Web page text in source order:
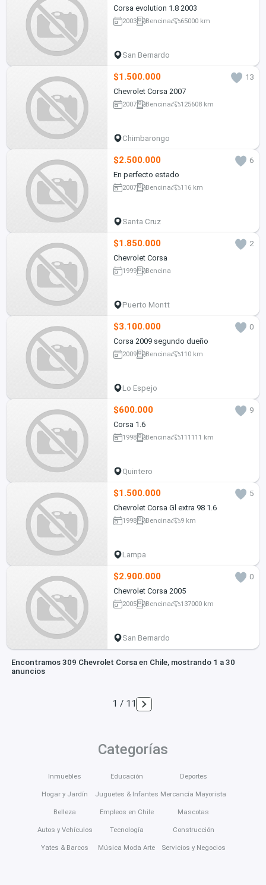
Corsa evolution 1.8 2003
2003 Bencina 65000 km
San Bernardo
$1.500.000
13
Chevrolet Corsa 2007
2007 Bencina 125608 km
Chimbarongo
$2.500.000
6
En perfecto estado
2007 Bencina 116 km
Santa Cruz
$1.850.000
2
Chevrolet Corsa
1999 Bencina
Puerto Montt
$3.100.000
0
Corsa 2009 segundo dueño
2009 Bencina 110 km
Lo Espejo
$600.000
9
Corsa 1.6
1998 Bencina 111111 km
Quintero
$1.500.000
5
Chevrolet Corsa Gl extra 98 1.6
1998 Bencina 9 km
Lampa
$2.900.000
0
Chevrolet Corsa 2005
2005 Bencina 137000 km
San Bernardo
Encontramos 309 Chevrolet Corsa en Chile, mostrando 1 a 30
anuncios
1 / 11
Categorías
Inmuebles
Hogar y Jardín
Belleza
Autos y Vehículos
Yates & Barcos
Educación
Juguetes & Infantes
Empleos en Chile
Tecnología
Música Moda Arte
Deportes
Mercancía Mayorista
Mascotas
Construcción
Servicios y Negocios